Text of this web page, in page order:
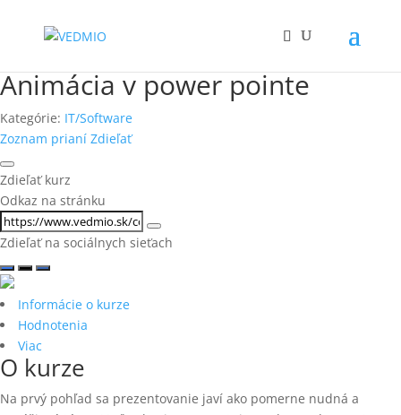
Animácia v power pointe
Kategórie: IT/Software
Zoznam prianí Zdieľať
Zdieľať kurz
Odkaz na stránku
Zdieľať na sociálnych sieťach
Informácie o kurze
Hodnotenia
Viac
O kurze
Na prvý pohľad sa prezentovanie javí ako pomerne nudná a